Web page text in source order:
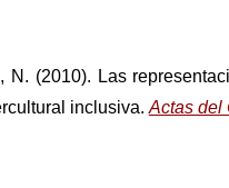
N. (2010). Las
inclusiva. Actas del